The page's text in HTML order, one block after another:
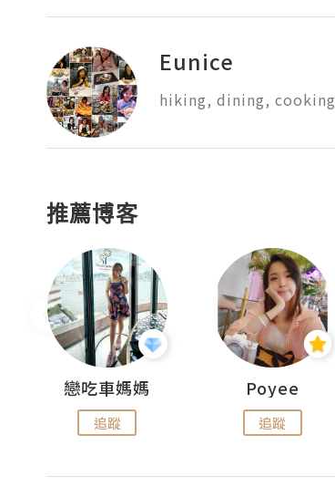
Eunice
hiking, dining, cooking
推薦博客
戀吃車媽媽
追蹤
Poyee
追蹤